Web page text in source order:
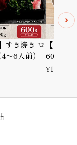
すき焼き ロ
～6人前）
【黒毛
600g （
¥11,780